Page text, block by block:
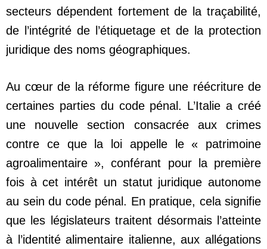
secteurs dépendent fortement de la traçabilité,
de l’intégrité de l’étiquetage et de la protection
juridique des noms géographiques.
Au cœur de la réforme figure une réécriture de
certaines parties du code pénal. L’Italie a créé
une nouvelle section consacrée aux crimes
contre ce que la loi appelle le « patrimoine
agroalimentaire », conférant pour la première
fois à cet intérêt un statut juridique autonome
au sein du code pénal. En pratique, cela signifie
que les législateurs traitent désormais l’atteinte
à l’identité alimentaire italienne, aux allégations